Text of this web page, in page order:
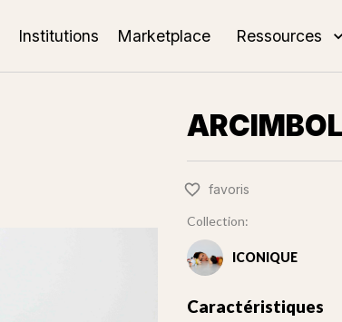
Institutions Marketplace Ressources
favoris
Collection:
ICONIQUE
Caractéristiques